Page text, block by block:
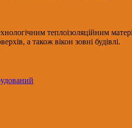
теплоізоляційним
а також вікон зовні будівлі.